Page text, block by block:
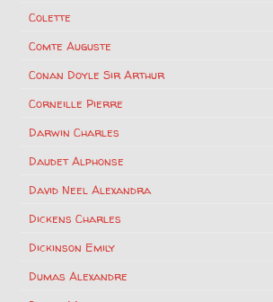
Colette
Comte Auguste
Conan Doyle Sir Arthur
Corneille Pierre
Darwin Charles
Daudet Alphonse
David Neel Alexandra
Dickens Charles
Dickinson Emily
Dumas Alexandre